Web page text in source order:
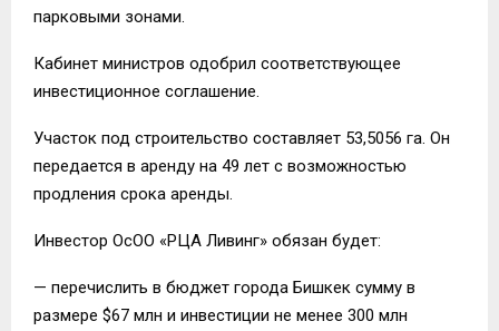
парковыми зонами.
Кабинет министров одобрил соответствующее
инвестиционное соглашение.
Участок под строительство составляет 53,5056 га. Он
передается в аренду на 49 лет с возможностью
продления срока аренды.
Инвестор ОсОО «РЦА Ливинг» обязан будет:
— перечислить в бюджет города Бишкек сумму в
размере $67 млн и инвестиции не менее 300 млн